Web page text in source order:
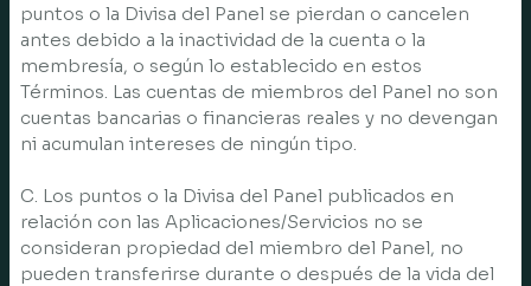
puntos o la Divisa del Panel se pierdan o cancelen
antes debido a la inactividad de la cuenta o la
membresía, o según lo establecido en estos
Términos. Las cuentas de miembros del Panel no son
cuentas bancarias o financieras reales y no devengan
ni acumulan intereses de ningún tipo.
C. Los puntos o la Divisa del Panel publicados en
relación con las Aplicaciones/Servicios no se
consideran propiedad del miembro del Panel, no
pueden transferirse durante o después de la vida del